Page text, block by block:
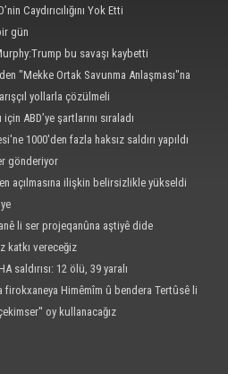
Caydırıcılığını Yok Etti
gün
bu savaşı kaybetti
"Mekke Ortak Savunma Anlaşması"na
yollarla çözülmeli
ABD’ye şartlarını sıraladı
1000'den fazla haksız saldırı yapıldı
gönderiyor
açılmasına ilişkin belirsizlikle yükseldi
li ser projeqanûna aştiyê dide
katkı vereceğiz
saldırısı: 12 ölü, 39 yaralı
Himêmîm û bendera Tertûsê li
oy kullanacağız